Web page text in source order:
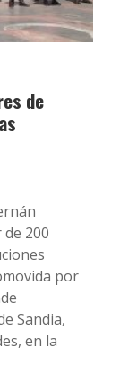
de
200
por
Sandia,
en la